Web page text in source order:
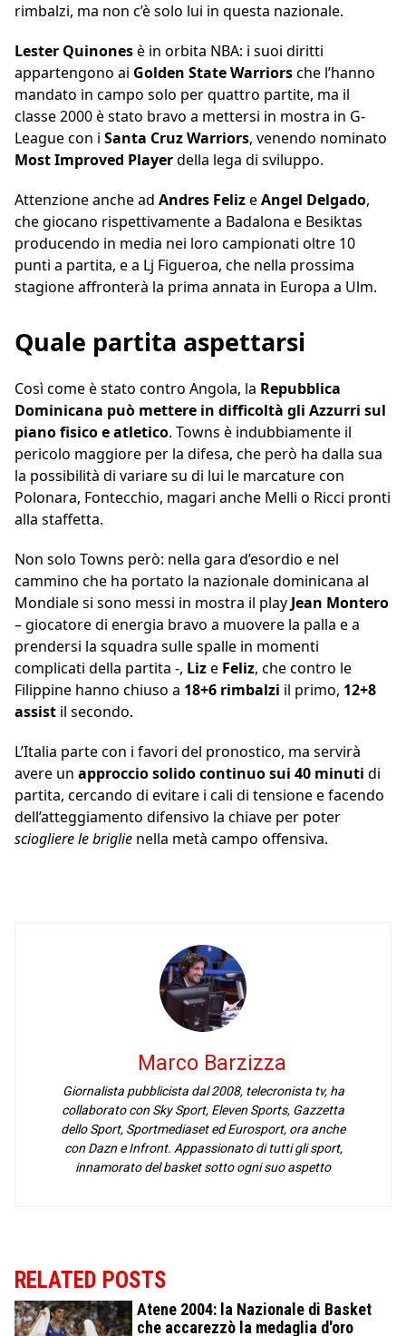
rimbalzi, ma non c’è solo lui in questa nazionale.
Lester Quinonesè in orbita NBA: i suoi diritti
appartengono ai Golden State Warriorsche l’hanno
mandato in campo solo per quattro partite, ma il
classe 2000 è stato bravo a mettersi in mostra in G-
League con i Santa Cruz Warriors, venendo nominato
Most Improved Playerdella lega di sviluppo.
Attenzione anche ad Andres FelizeAngel Delgado,
che giocano rispettivamente a Badalona e Besiktas
producendo in media nei loro campionati oltre 10
punti a partita, e a Lj Figueroa, che nella prossima
stagione affronterà la prima annata in Europa a Ulm.
Quale partita aspettarsi
Così come è stato contro Angola, la Repubblica
Dominicana può mettere in difficoltà gli Azzurri sul
piano fisico e atletico. Towns è indubbiamente il
pericolo maggiore per la difesa, che però ha dalla sua
la possibilità di variare su di lui le marcature con
Polonara, Fontecchio, magari anche Melli o Ricci pronti
alla staffetta.
Non solo Towns però: nella gara d’esordio e nel
cammino che ha portato la nazionale dominicana al
Mondiale si sono messi in mostra il play Jean Montero
– giocatore di energia bravo a muovere la palla e a
prendersi la squadra sulle spalle in momenti
complicati della partita -, Lize Feliz, che contro le
Filippine hanno chiuso a 18+6 rimbalzi il primo, 12+8
assist il secondo.
L’Italia parte con i favori del pronostico, ma servirà
avere un approccio solido continuo sui 40 minuti di
partita, cercando di evitare i cali di tensione e facendo
dell’atteggiamento difensivo la chiave per poter
sciogliere le briglie nella metà campo offensiva.
Marco Barzizza
Giornalista pubblicista dal 2008, telecronista tv, ha
collaborato con Sky Sport, Eleven Sports, Gazzetta
dello Sport, Sportmediaset ed Eurosport, ora anche
con Dazn e Infront. Appassionato di tutti gli sport,
innamorato del basket sotto ogni suo aspetto
RELATED POSTS
Atene 2004: la Nazionale di Basket
che accarezzò la medaglia d'oro